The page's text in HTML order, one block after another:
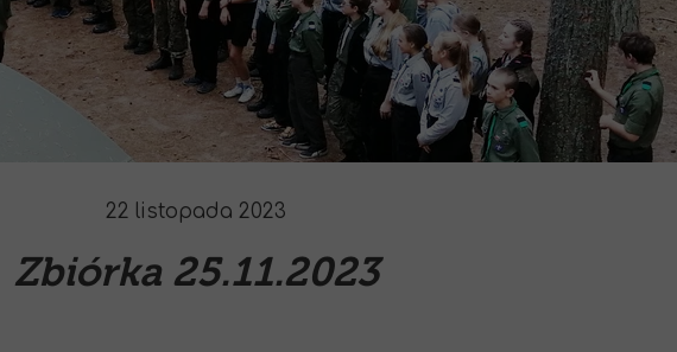
22 listopada 2023
Zbiórka 25.11.2023